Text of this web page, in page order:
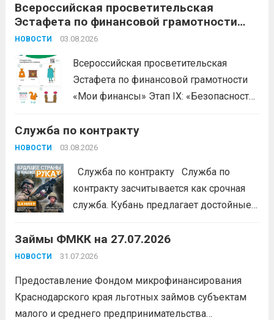
Всероссийская просветительская
Эстафета по финансовой грамотности
«Мои финансы»
НОВОСТИ 03.08.2026
Всероссийская просветительская
Эстафета по финансовой грамотности
«Мои финансы» Этап IX: «Безопасность
портале: моифинансы.рф
#ЭстафетаМоиФинансы
Служба по контракту
НОВОСТИ 03.08.2026
Служба по контракту Служба по
контракту засчитывается как срочная
служба. Кубань предлагает достойные
защиту Отечества:
единовременно;
каникулы;
сохранение места...Читать
дальше
Займы ФМКК на 27.07.2026
НОВОСТИ 31.07.2026
Предоставление Фондом микрофинансирования
Краснодарского края льготных займов субъектам
малого и среднего предпринимательства